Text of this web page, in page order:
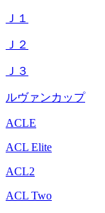
Ｊ１
Ｊ２
Ｊ３
ルヴァンカップ
ACLE
ACL Elite
ACL2
ACL Two